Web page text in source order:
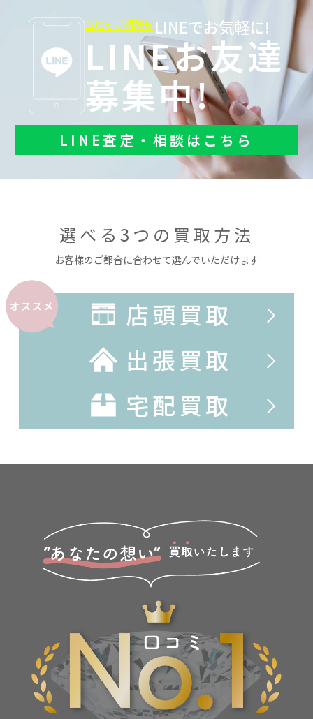
査定もご相談も LINEでお気軽に!
LINEお友達
募集中!
LINE査定・相談はこちら
選べる3つの買取方法
お客様のご都合に合わせて選んでいただけます
オススメ
店頭買取
出張買取
宅配買取